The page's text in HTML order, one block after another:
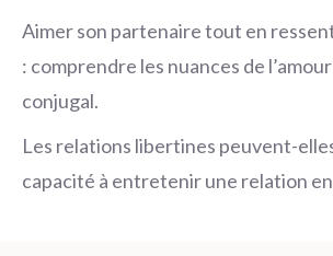
Aimer son partenaire tout en
: comprendre les nuances de
conjugal.
Les relations libertines peuvent-
capacité à entretenir une relation